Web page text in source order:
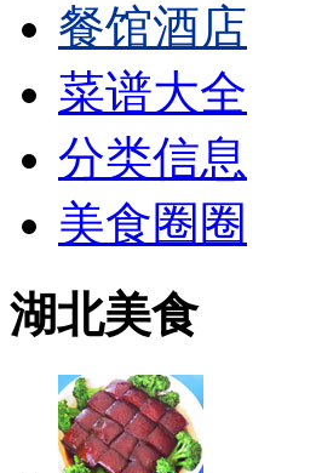
餐馆酒店
菜谱大全
分类信息
美食圈圈
湖北美食